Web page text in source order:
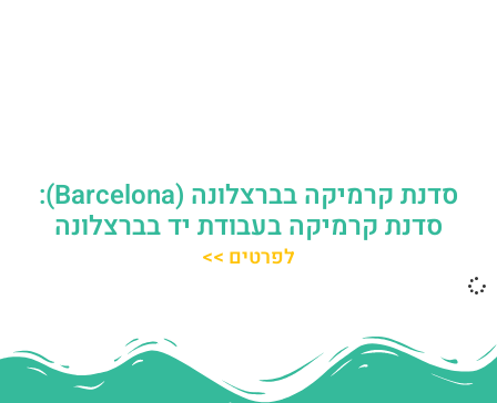
סדנת קרמיקה בברצלונה (Barcelona):
סדנת קרמיקה בעבודת יד בברצלונה
לפרטים >>